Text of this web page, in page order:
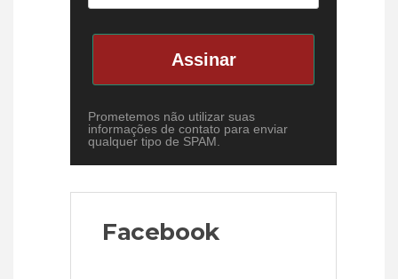
Assinar
Prometemos não utilizar suas
informações de contato para enviar
qualquer tipo de SPAM.
Facebook